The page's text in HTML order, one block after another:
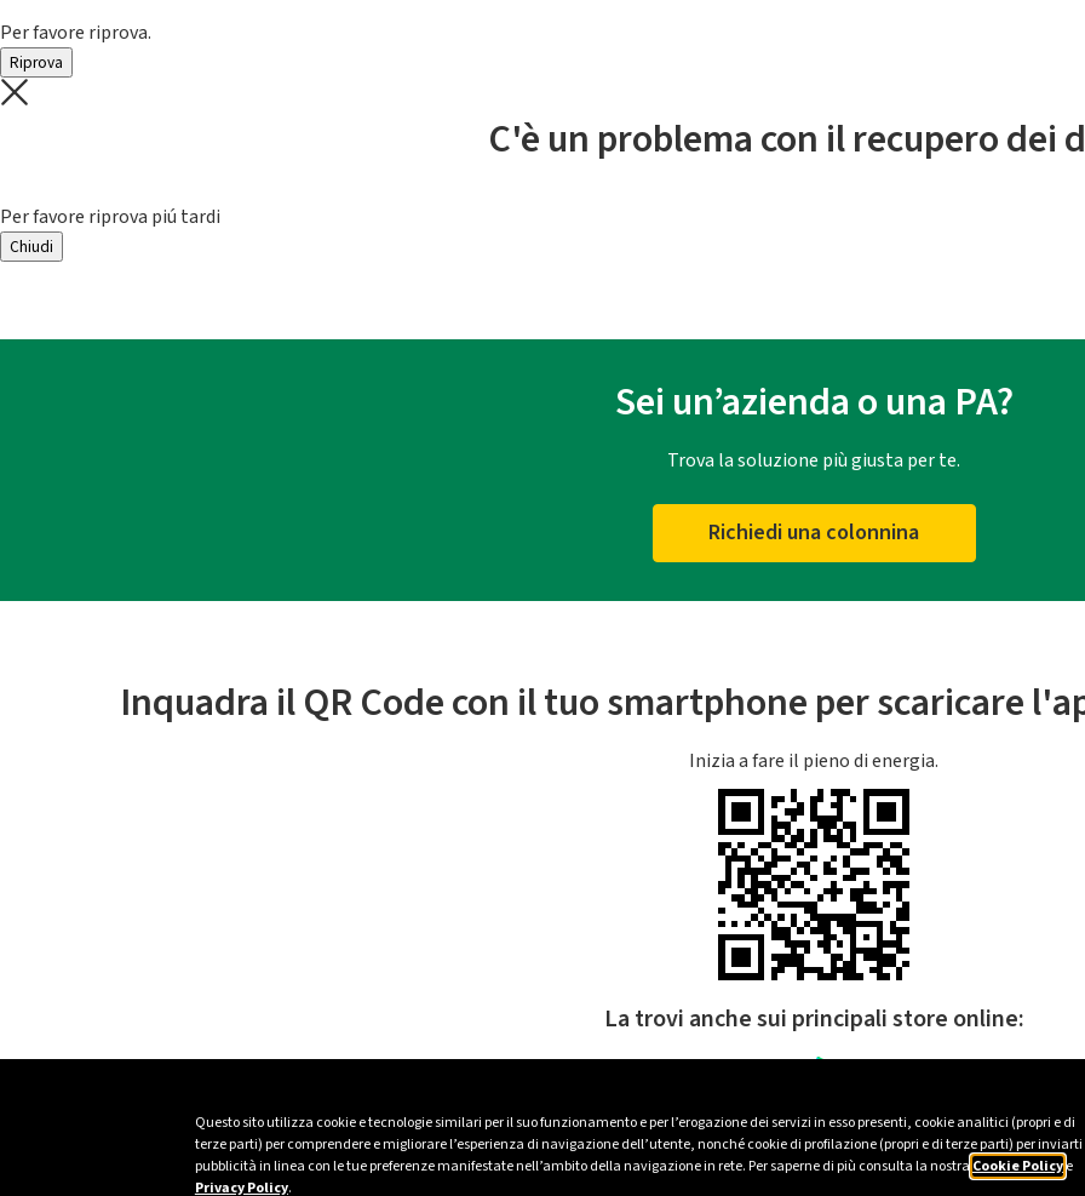
Questo sito utilizza cookie e tecnologie similari per il suo funzionamento e per l’erogazione dei servizi in esso presenti, cookie analitici (propri e di
terze parti) per comprendere e migliorare l’esperienza di navigazione dell’utente, nonché cookie di profilazione (propri e di terze parti) per inviarti
pubblicità in linea con le tue preferenze manifestate nell’ambito della navigazione in rete. Per saperne di più consulta la nostra Cookie Policye
Privacy Policy.
Per favore riprova.
Riprova
C'è un problema con il recupero dei
Per favore riprova piú tardi
Chiudi
Sei un’azienda o una PA?
Trova la soluzione più giusta per te.
Richiedi una colonnina
Inquadra il QR Code con il tuo smartphone per scaricare
Inizia a fare il pieno di energia.
La trovi anche sui principali store online: